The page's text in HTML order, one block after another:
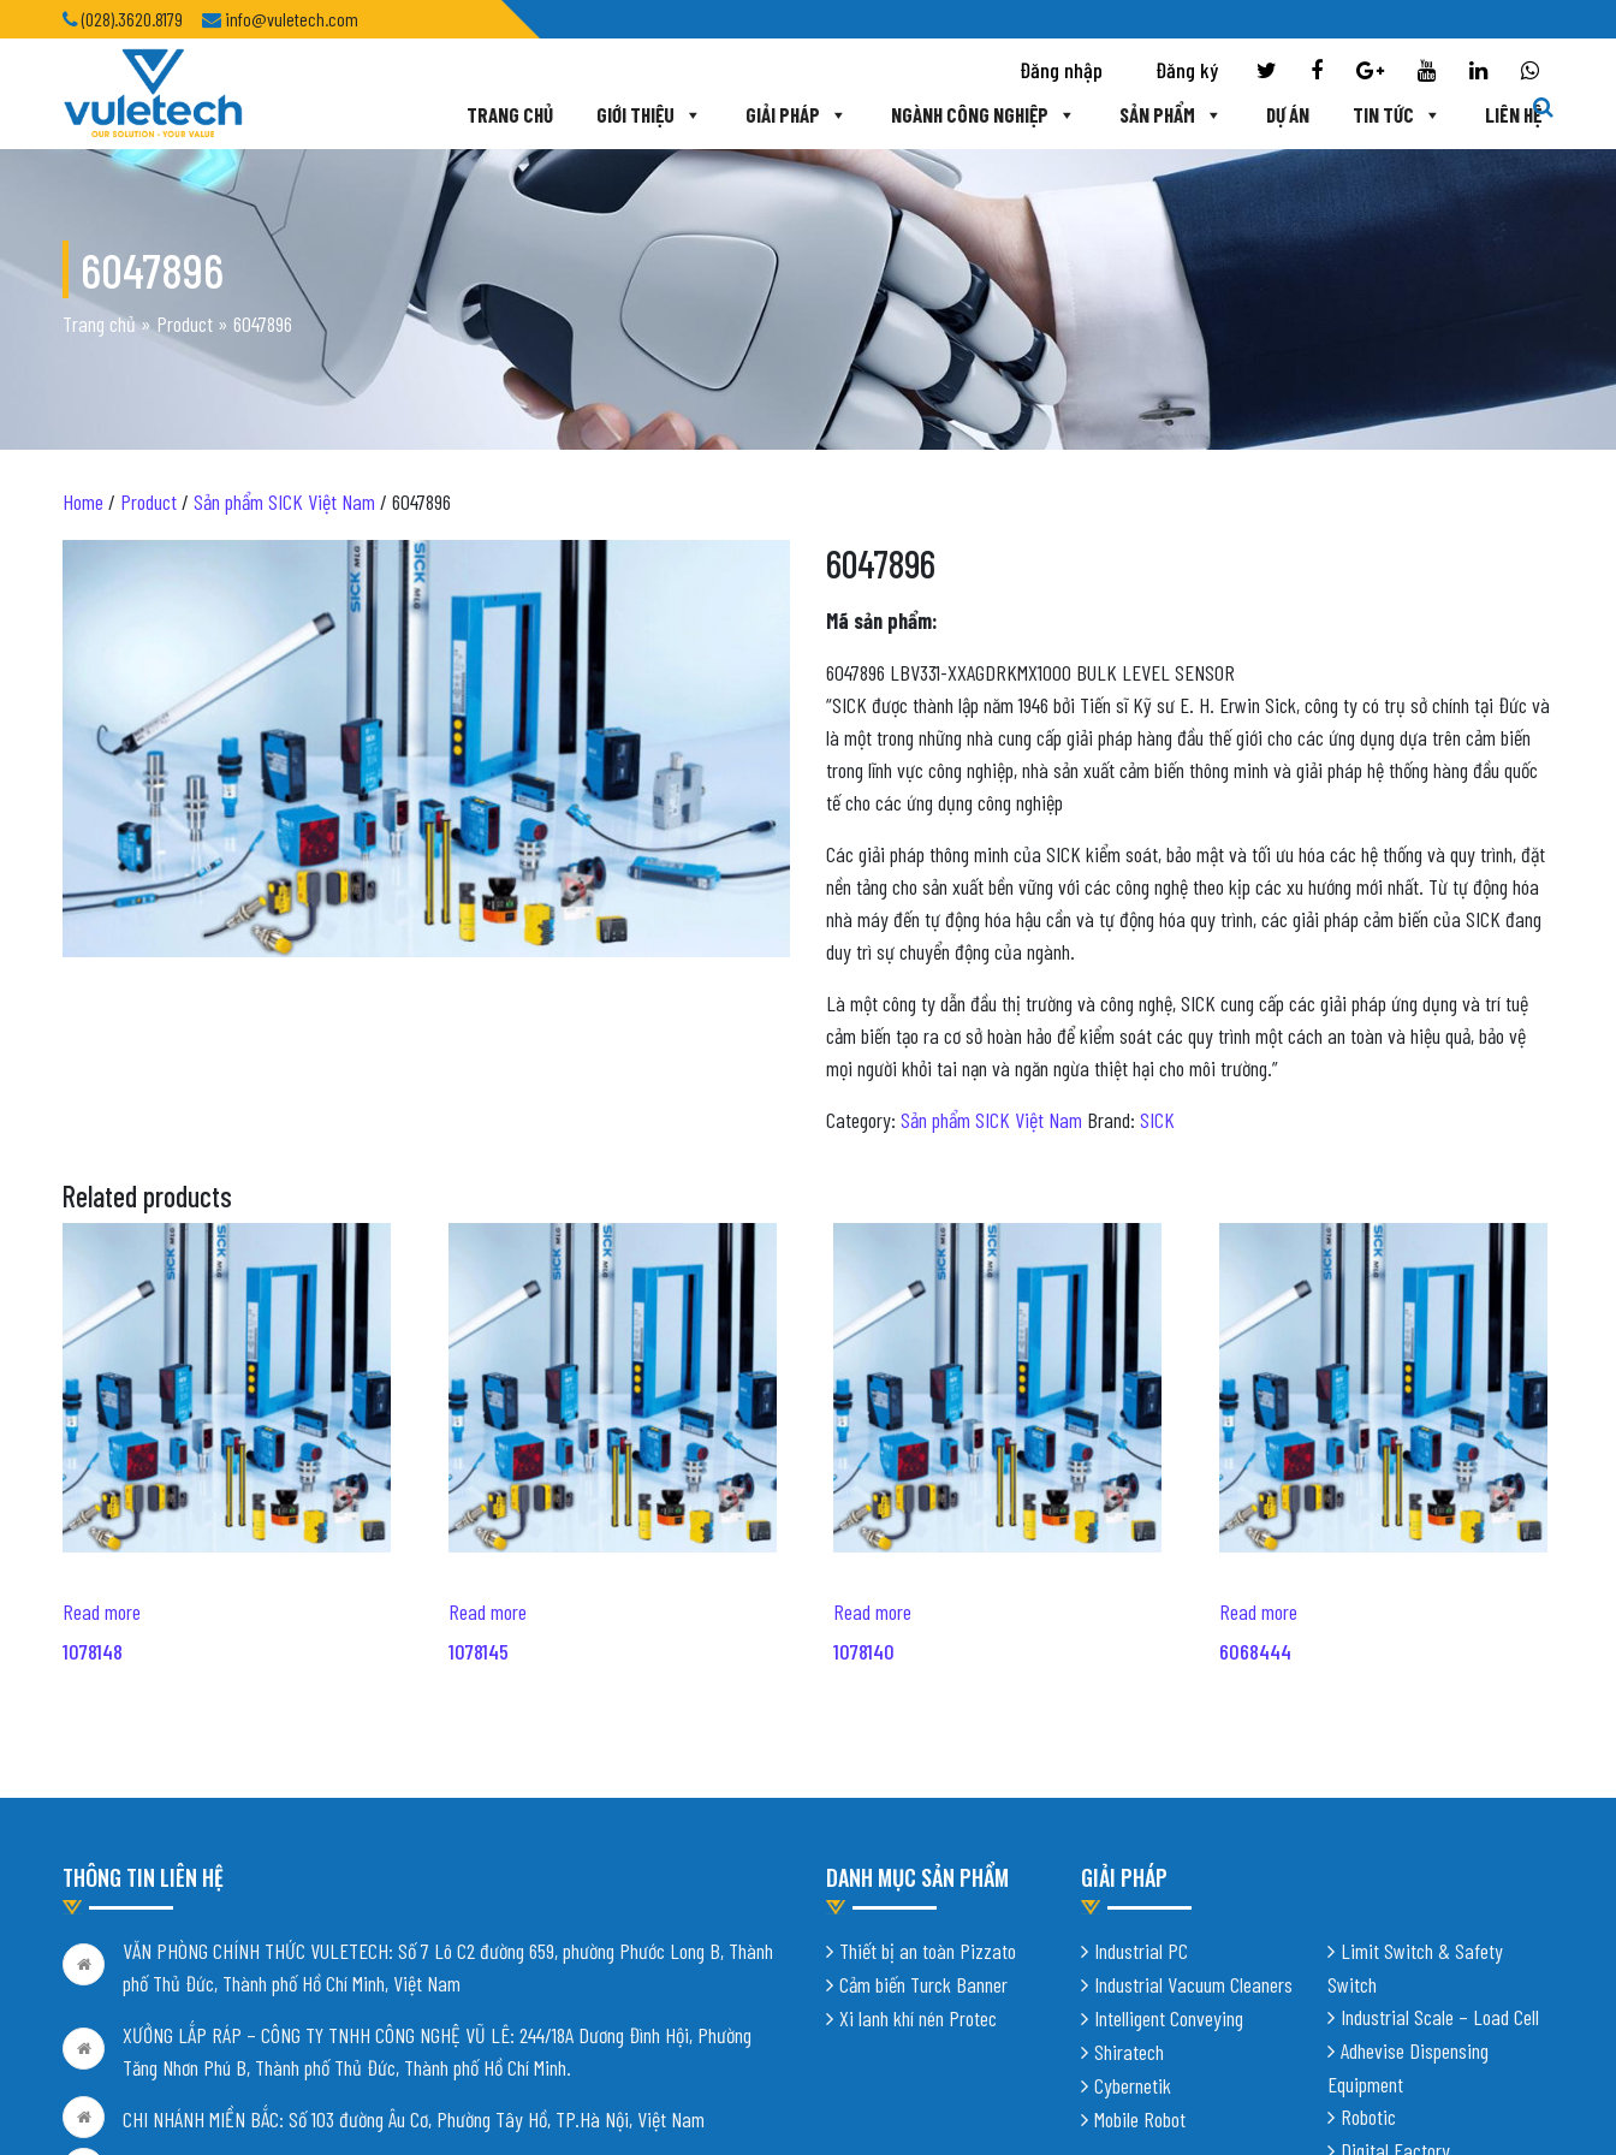
(028).3620.8179 info@vuletech.com
Đăng nhập Đăng ký
TRANG CHỦ GIỚI THIỆU GIẢI PHÁP NGÀNH CÔNG NGHIỆP SẢN PHẨM DỰ ÁN TIN TỨC LIÊN HỆ
6047896
Trang chủ» Product » 6047896
Home / Product/ Sản phẩm SICK Việt Nam / 6047896
6047896
Mã sản phẩm:
6047896 LBV331-XXAGDRKMX1000 BULK LEVEL SENSOR
“SICK được thành lập năm 1946 bởi Tiến sĩ Kỹ sư E. H. Erwin Sick, công ty có trụ sở chính tại Đức và
là một trong những nhà cung cấp giải pháp hàng đầu thế giới cho các ứng dụng dựa trên cảm biến
trong lĩnh vực công nghiệp, nhà sản xuất cảm biến thông minh và giải pháp hệ thống hàng đầu quốc
tế cho các ứng dụng công nghiệp
Các giải pháp thông minh của SICK kiểm soát, bảo mật và tối ưu hóa các hệ thống và quy trình, đặt
nền tảng cho sản xuất bền vững với các công nghệ theo kịp các xu hướng mới nhất. Từ tự động hóa
nhà máy đến tự động hóa hậu cần và tự động hóa quy trình, các giải pháp cảm biến của SICK đang
duy trì sự chuyển động của ngành.
Là một công ty dẫn đầu thị trường và công nghệ, SICK cung cấp các giải pháp ứng dụng và trí tuệ
cảm biến tạo ra cơ sở hoàn hảo để kiểm soát các quy trình một cách an toàn và hiệu quả, bảo vệ
mọi người khỏi tai nạn và ngăn ngừa thiệt hại cho môi trường.”
Category: Sản phẩm SICK Việt Nam Brand: SICK
Related products
Read more
1078148
Read more
1078145
Read more
1078140
Read more
6068444
THÔNG TIN LIÊN HỆ
VĂN PHÒNG CHÍNH THỨC VULETECH: Số 7 Lô C2 đường 659, phường Phước Long B, Thành
phố Thủ Đức, Thành phố Hồ Chí Minh, Việt Nam
XƯỞNG LẮP RÁP – CÔNG TY TNHH CÔNG NGHỆ VŨ LÊ: 244/18A Dương Đình Hội, Phường
Tăng Nhơn Phú B, Thành phố Thủ Đức, Thành phố Hồ Chí Minh.
CHI NHÁNH MIỀN BẮC: Số 103 đường Âu Cơ, Phường Tây Hồ, TP.Hà Nội, Việt Nam
DANH MỤC SẢN PHẨM
Thiết bị an toàn Pizzato
Cảm biến Turck Banner
Xi lanh khí nén Protec
GIẢI PHÁP
Industrial PC
Industrial Vacuum Cleaners
Intelligent Conveying
Shiratech
Cybernetik
Mobile Robot
Limit Switch & Safety
Switch
Industrial Scale – Load Cell
Adhevise Dispensing
Equipment
Robotic